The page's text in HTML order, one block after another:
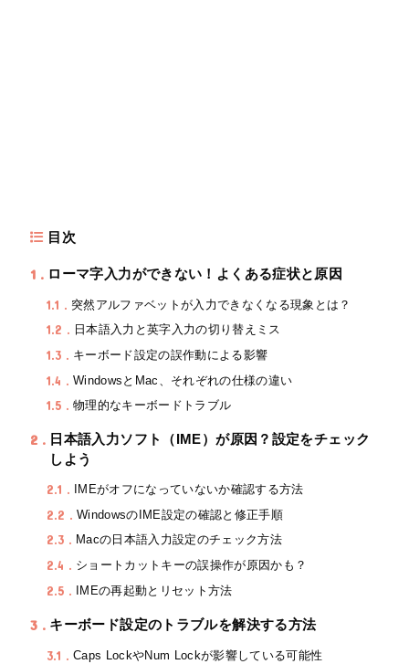
目次
1 ローマ字入力ができない！よくある症状と原因
1.1 突然アルファベットが入力できなくなる現象とは？
1.2 日本語入力と英字入力の切り替えミス
1.3 キーボード設定の誤作動による影響
1.4 WindowsとMac、それぞれの仕様の違い
1.5 物理的なキーボードトラブル
2
日本語入力ソフト（IME）が原因？設定をチェック
しよう
2.1 IMEがオフになっていないか確認する方法
2.2 WindowsのIME設定の確認と修正手順
2.3 Macの日本語入力設定のチェック方法
2.4 ショートカットキーの誤操作が原因かも？
2.5 IMEの再起動とリセット方法
3 キーボード設定のトラブルを解決する方法
3.1 Caps LockやNum Lockが影響している可能性